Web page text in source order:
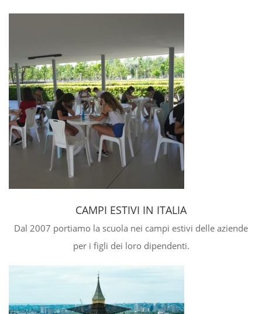
CAMPI ESTIVI IN ITALIA
Dal 2007 portiamo la scuola nei campi estivi delle aziende
per i figli dei loro dipendenti.